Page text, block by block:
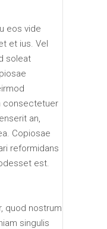
eos vide
et ius. Vel
soleat
consectetuer
an,
Copiosae
reformidans
est.
quod nostrum
singulis